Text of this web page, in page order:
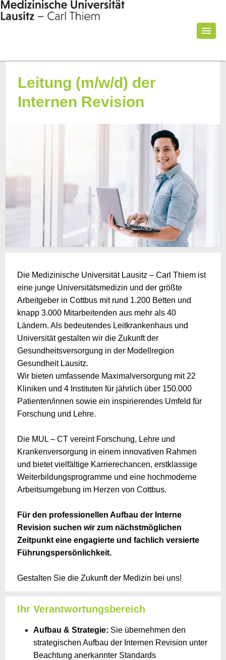
Leitung (m/w/d) der
Internen Revision
Die Medizinische Universität Lausitz – Carl Thiem ist
eine junge Universitätsmedizin und der größte
Arbeitgeber in Cottbus mit rund 1.200 Betten und
knapp 3.000 Mitarbeitenden aus mehr als 40
Ländern. Als bedeutendes Leitkrankenhaus und
Universität gestalten wir die Zukunft der
Gesundheitsversorgung in der Modellregion
Gesundheit Lausitz.
Wir bieten umfassende Maximalversorgung mit 22
Kliniken und 4 Instituten für jährlich über 150.000
Patienten/innen sowie ein inspirierendes Umfeld für
Forschung und Lehre.
Die MUL – CT vereint Forschung, Lehre und
Krankenversorgung in einem innovativen Rahmen
und bietet vielfältige Karrierechancen, erstklassige
Weiterbildungsprogramme und eine hochmoderne
Arbeitsumgebung im Herzen von Cottbus.
Für den professionellen Aufbau der Interne
Revision suchen wir zum nächstmöglichen
Zeitpunkt eine engagierte und fachlich versierte
Führungspersönlichkeit.
Gestalten Sie die Zukunft der Medizin bei uns!
Ihr Verantwortungsbereich
Aufbau & Strategie: Sie übernehmen den
strategischen Aufbau der Internen Revision unter
Beachtung anerkannter Standards